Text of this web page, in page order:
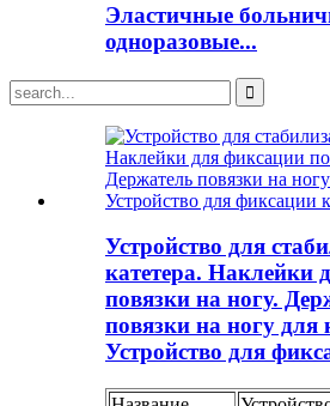
Эластичные
одноразовые...
Устройство для
катетера. Наклейки
повязки на ногу.
повязки на ногу для
Устройство для